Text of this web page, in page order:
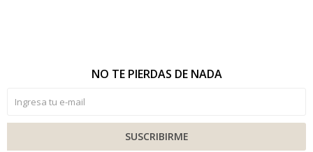
NO TE PIERDAS DE NADA
SUSCRIBIRME